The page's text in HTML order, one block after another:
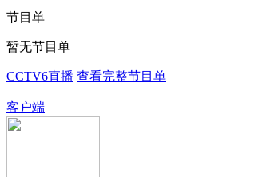
节目单
暂无节目单
CCTV6直播 查看完整节目单
客户端